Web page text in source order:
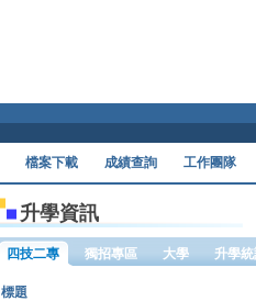
檔案下載 成績查詢 工作團隊
升學資訊
四技二專 獨招專區 大學 升學
標題